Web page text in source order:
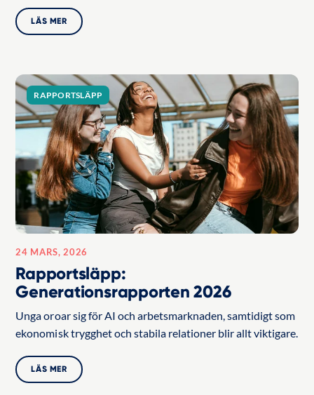
LÄS MER
RAPPORTSLÄPP
24 MARS, 2026
Rapportsläpp:
Generationsrapporten 2026
Unga oroar sig för AI och arbetsmarknaden, samtidigt som
ekonomisk trygghet och stabila relationer blir allt viktigare.
LÄS MER